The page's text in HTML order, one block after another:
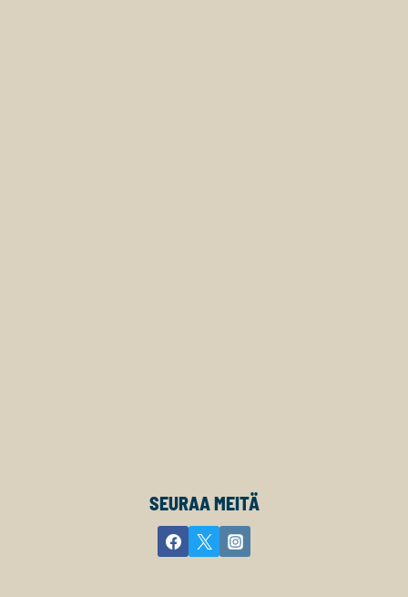
SEURAA MEITÄ